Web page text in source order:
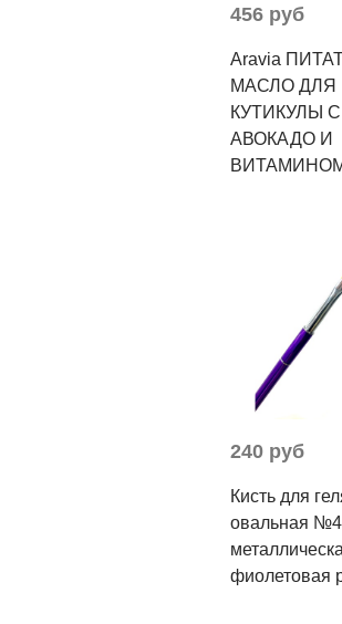
456 руб
Aravia
МАСЛО ДЛЯ
КУТИКУЛЫ
АВОКАДО И
240 руб
Кисть для
овальная №4
фиолетовая